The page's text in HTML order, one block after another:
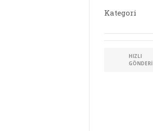
Kategori
HIZLI
GÖNDERI